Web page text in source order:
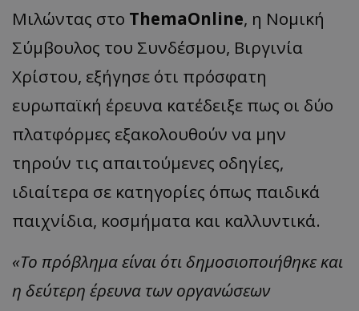
Μιλώντας στο ThemaOnline, η Νομική
Σύμβουλος του Συνδέσμου, Βιργινία
Χρίστου, εξήγησε ότι πρόσφατη
ευρωπαϊκή έρευνα κατέδειξε πως οι δύο
πλατφόρμες εξακολουθούν να μην
τηρούν τις απαιτούμενες οδηγίες,
ιδιαίτερα σε κατηγορίες όπως παιδικά
παιχνίδια, κοσμήματα και καλλυντικά.
«Το πρόβλημα είναι ότι δημοσιοποιήθηκε και
η δεύτερη έρευνα των οργανώσεων